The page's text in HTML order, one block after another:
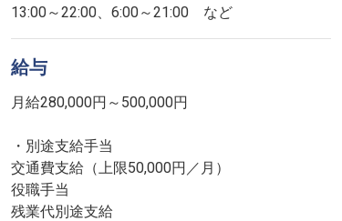
13:00～22:00、6:00～21:00 など
給与
月給280,000円～500,000円
・別途支給手当
交通費支給（上限50,000円／月）
役職手当
残業代別途支給